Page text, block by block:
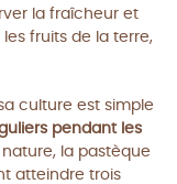
la fraîcheur et
les fruits de la terre,
culture est simple
pendant les
nature, la pastèque
atteindre trois